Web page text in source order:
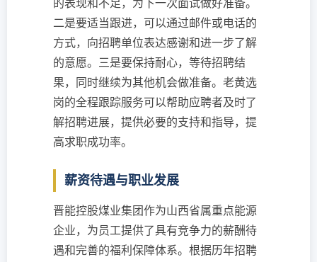
的表现和不足，为下一次面试做好准备。
二是要适当跟进，可以通过邮件或电话的
方式，向招聘单位表达感谢和进一步了解
的意愿。三是要保持耐心，等待招聘结
果，同时继续为其他机会做准备。老黄选
岗的全程跟踪服务可以帮助应聘者及时了
解招聘进展，提供必要的支持和指导，提
高求职成功率。
薪资待遇与职业发展
晋能控股煤业集团作为山西省属重点能源
企业，为员工提供了具有竞争力的薪酬待
遇和完善的福利保障体系。根据历年招聘